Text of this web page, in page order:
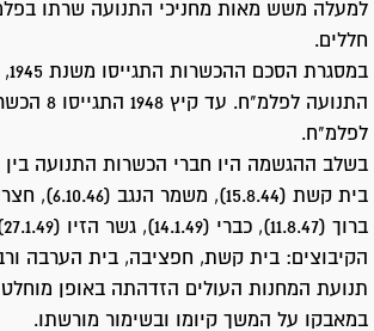
חללים.
התנועה
לפלמ"ח.
בשלב ההגשמה היו חברי הכשרות התנועה בין
הקיבוצים: בית קשת, חפציבה, בית הערבה
תנועת המחנות העולים הזדהתה באופן
במאבקו על המשך קיומו ובשימור מורשתו.